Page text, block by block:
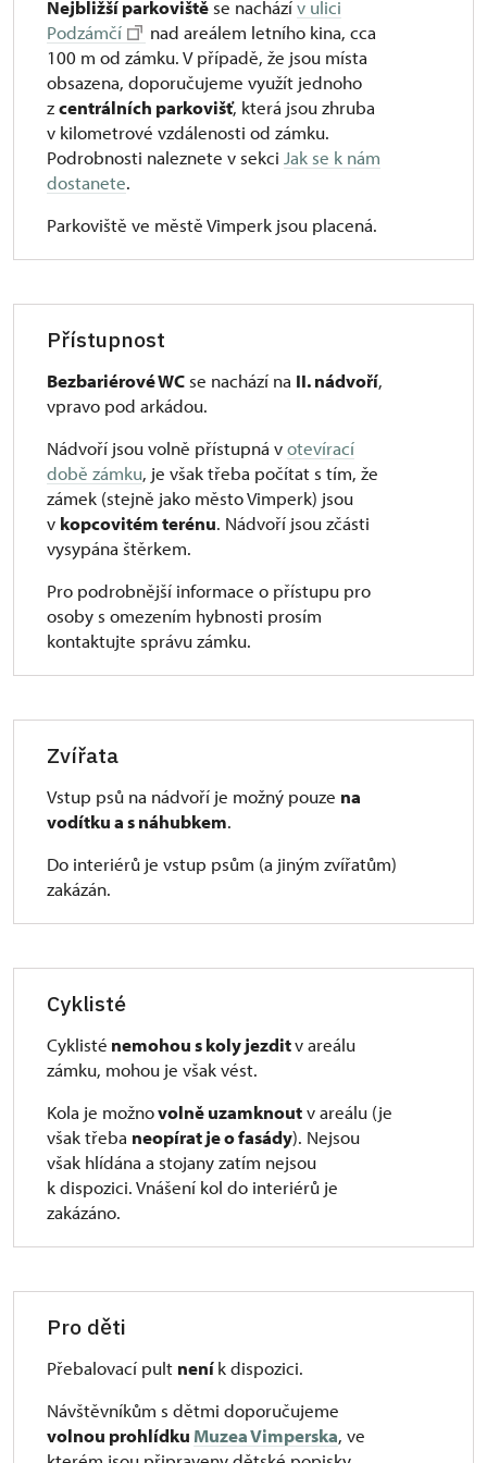
Nejbližší parkoviště se nacházív ulici
Podzámčí
nad areálem letního kina, cca
100 m od zámku. V případě, že jsou místa
obsazena, doporučujeme využít jednoho
zcentrálních parkovišť, která jsou zhruba
v kilometrové vzdálenosti od zámku.
Podrobnosti naleznete v sekci Jak se k nám
dostanete.
Parkoviště ve městě Vimperk jsou placená.
Přístupnost
Bezbariérové WC se nachází na II. nádvoří,
vpravo pod arkádou.
Nádvoří jsou volně přístupná votevírací
době zámku, je však třeba počítat s tím, že
zámek (stejně jako město Vimperk) jsou
v kopcovitém terénu. Nádvoří jsou zčásti
vysypána štěrkem.
Pro podrobnější informace o přístupu pro
osoby s omezením hybnosti prosím
kontaktujte správu zámku.
Zvířata
Vstup psů na nádvoří je možný pouze na
vodítku a s náhubkem.
Do interiérů je vstup psům (a jiným zvířatům)
zakázán.
Cyklisté
Cyklisté nemohou s koly jezditv areálu
zámku, mohou je však vést.
Kola je možnovolně uzamknoutv areálu (je
však třeba neopírat je o fasády). Nejsou
však hlídána a stojany zatím nejsou
k dispozici. Vnášení kol do interiérů je
zakázáno.
Pro děti
Přebalovací pult neník dispozici.
Návštěvníkům s dětmi doporučujeme
volnou prohlídku Muzea Vimperska, ve